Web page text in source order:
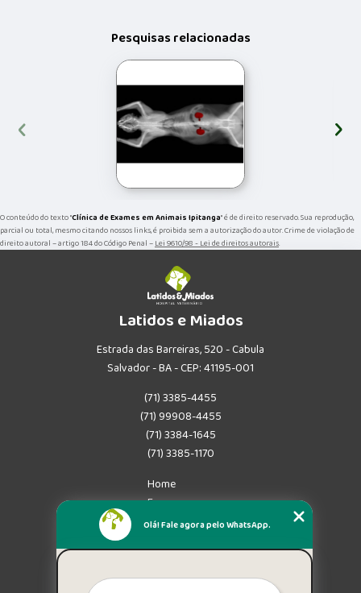
Pesquisas relacionadas
‹ ›
O conteúdo do texto "Clínica de Exames em Animais Ipitanga" é de direito reservado. Sua reprodução,
parcial ou total, mesmo citando nossos links, é proibida sem a autorização do autor. Crime de violação de
direito autoral – artigo 184 do Código Penal –Lei 9610/98 - Lei de direitos autorais.
Latidos e Miados
Estrada das Barreiras, 520 - Cabula
Salvador - BA - CEP: 41195-001
(71) 3385-4455
(71) 99908-4455
(71) 3384-1645
(71) 3385-1170
Home
Empresa
Missão
Mapa do site
Olá! Fale agora pelo WhatsApp.